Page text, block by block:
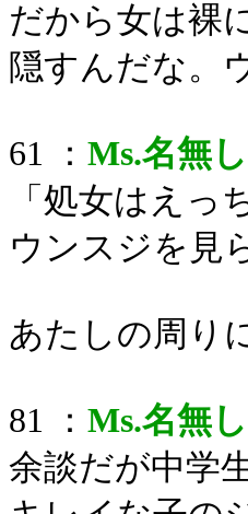
だから女は裸
隠すんだな。
61 ： Ms.名無
「処女はえ
ウンスジを見
あたしの周り
81 ： Ms.名無
余談だが中学